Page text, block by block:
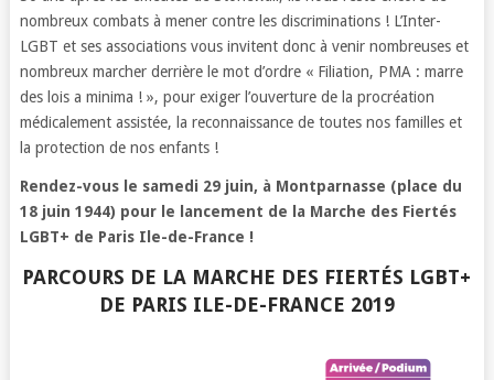
nombreux combats à mener contre les discriminations ! L’Inter-
LGBT et ses associations vous invitent donc à venir nombreuses et
nombreux marcher derrière le mot d’ordre « Filiation, PMA : marre
des lois a minima ! », pour exiger l’ouverture de la procréation
médicalement assistée, la reconnaissance de toutes nos familles et
la protection de nos enfants !
Rendez-vous le samedi 29 juin, à Montparnasse (place du
18 juin 1944) pour le lancement de la Marche des Fiertés
LGBT+ de Paris Ile-de-France !
PARCOURS DE LA MARCHE DES FIERTÉS LGBT+
DE PARIS ILE-DE-FRANCE 2019